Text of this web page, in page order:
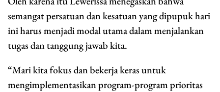
semangat persatuan dan kesatuan yang dipupuk hari
ini harus menjadi modal utama dalam menjalankan
tugas dan tanggung jawab kita.
“Mari kita fokus dan bekerja keras untuk
mengimplementasikan program-program prioritas